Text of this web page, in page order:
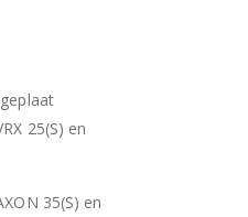
25(S) en
35(S) en